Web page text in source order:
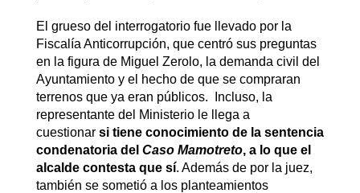
El grueso del interrogatorio fue llevado por la
Fiscalía Anticorrupción, que centró sus preguntas
en la figura de Miguel Zerolo, la demanda civil del
Ayuntamiento y el hecho de que se compraran
terrenos que ya eran públicos. Incluso, la
representante del Ministerio le llega a
cuestionar si tiene conocimiento de la sentencia
condenatoria del Caso Mamotreto, a lo que el
alcalde contesta que sí. Además de por la juez,
también se sometió a los planteamientos